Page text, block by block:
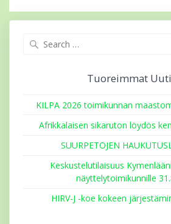
Tuoreimmat
KILPA 2026 toimikunnan
Afrikkalaisen sikaruton löydös
SUURPETOJEN
Keskustelutilaisuus
näyttelytoimikunnille
HIRV-J -koe kokeen